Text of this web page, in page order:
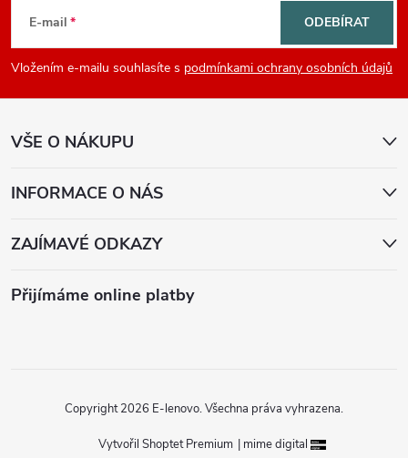
p
a
E-mail
Vložením e-mailu souhlasíte s podmínkami ochrany osobních údajů
ODEBÍRAT
VŠE O NÁKUPU
INFORMACE O NÁS
ZAJÍMAVÉ ODKAZY
Přijímáme online platby
Vytvořil Shoptet Premium | mime digital
Copyright 2026 E-lenovo. Všechna práva vyhrazena.